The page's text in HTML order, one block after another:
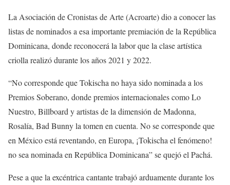
La Asociación de Cronistas de Arte (Acroarte) dio a conocer las
listas de nominados a esa importante premiación de la República
Dominicana, donde reconocerá la labor que la clase artística
criolla realizó durante los años 2021 y 2022.
“No corresponde que Tokischa no haya sido nominada a los
Premios Soberano, donde premios internacionales como Lo
Nuestro, Billboard y artistas de la dimensión de Madonna,
Rosalía, Bad Bunny la tomen en cuenta. No se corresponde que
en México está reventando, en Europa, ¡Tokischa el fenómeno!
no sea nominada en República Dominicana” se quejó el Pachá.
Pese a que la excéntrica cantante trabajó arduamente durante los